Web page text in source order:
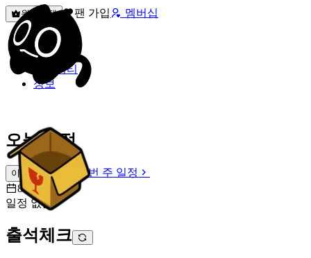
원픽선택 팬 가입 멤버십
밐타운
피드
커뮤니티
정보
오늘 일정
이번 주 일정
이번 주 일정
8월 7일 [금]
일정 없음
출석체크